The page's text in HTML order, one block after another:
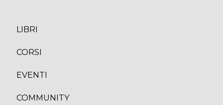
LIBRI
CORSI
EVENTI
COMMUNITY